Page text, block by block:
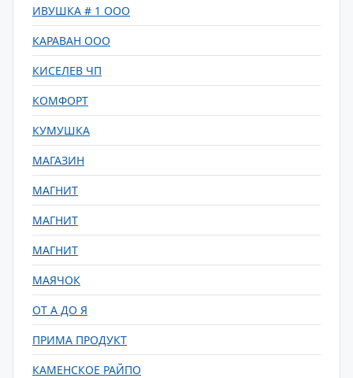
ИВУШКА # 1 ООО
КАРАВАН ООО
КИСЕЛЕВ ЧП
КОМФОРТ
КУМУШКА
МАГАЗИН
МАГНИТ
МАГНИТ
МАГНИТ
МАЯЧОК
ОТ А ДО Я
ПРИМА ПРОДУКТ
КАМЕНСКОЕ РАЙПО